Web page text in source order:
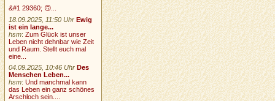
&#1 29360; 🙃...
18.09.2025, 11:50 Uhr Ewig
ist ein lange...
hsm:Zum Glück ist unser
Leben nicht dehnbar wie Zeit
und Raum. Stellt euch mal
eine...
04.09.2025, 10:46 Uhr Des
Menschen Leben...
hsm:Und manchmal kann
das Leben ein ganz schönes
Arschloch sein....